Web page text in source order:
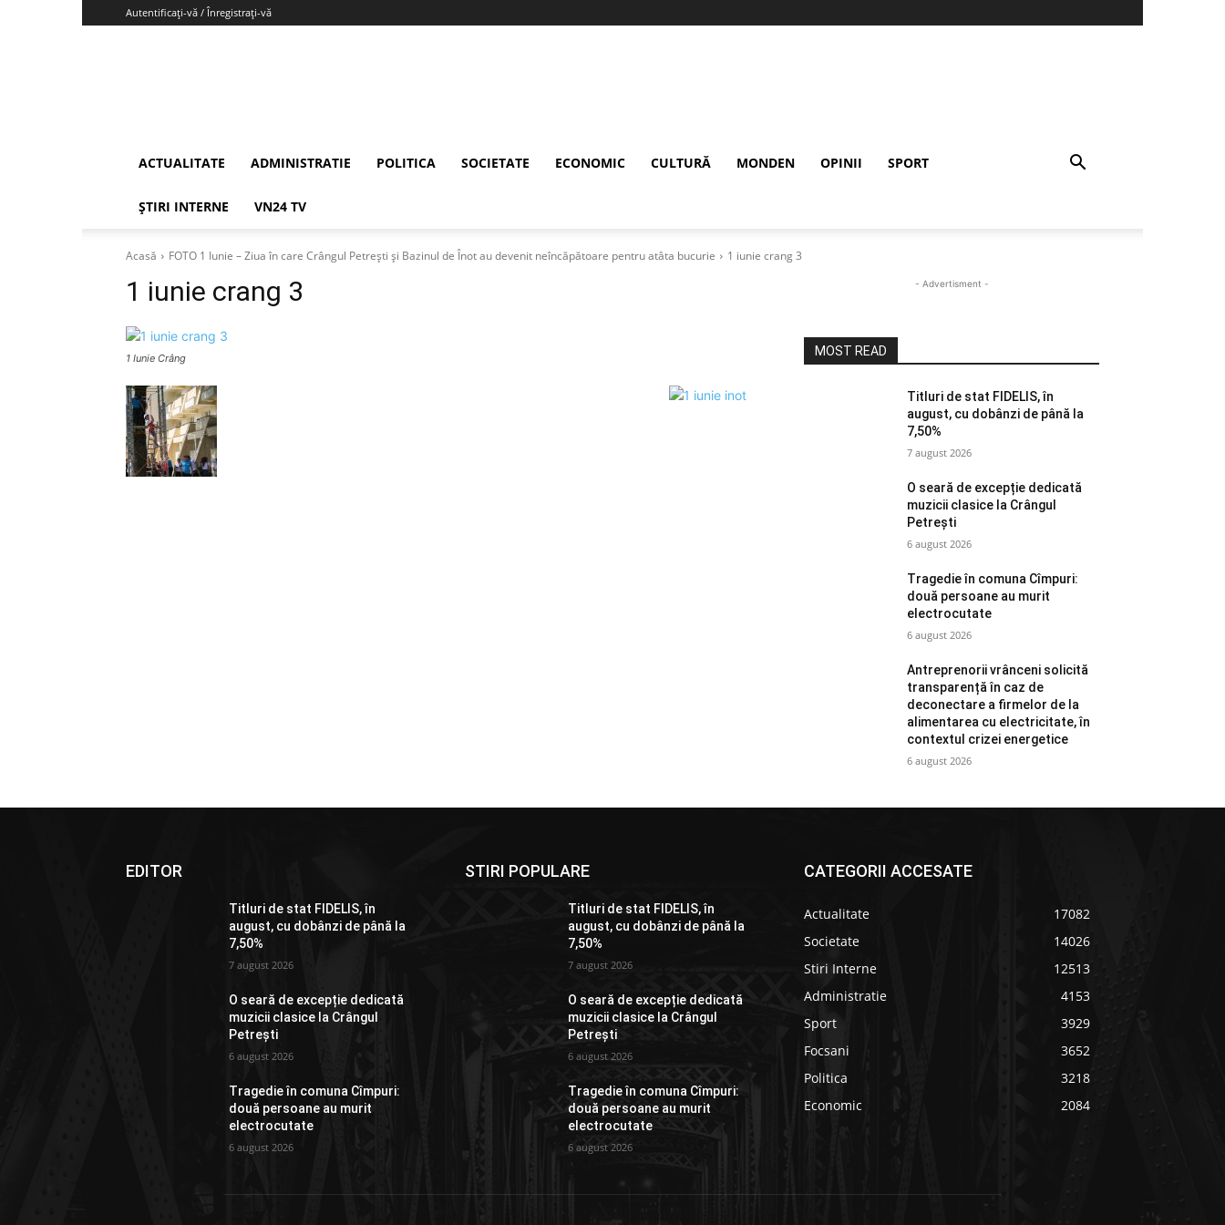
Autentificați-vă / Înregistrați-vă
ACTUALITATE ADMINISTRATIE POLITICA SOCIETATE ECONOMIC CULTURĂ MONDEN OPINII SPORT
ȘTIRI INTERNE VN24 TV
Acasă FOTO 1 Iunie – Ziua în care Crângul Petrești și Bazinul de Înot au devenit neîncăpătoare pentru atâta bucurie 1 iunie crang 3
1 iunie crang 3
1 Iunie Crâng
- Advertisment -
MOST READ
Titluri de stat FIDELIS, în
august, cu dobânzi de până la
7,50%
7 august 2026
O seară de excepție dedicată
muzicii clasice la Crângul
Petrești
6 august 2026
Tragedie în comuna Cîmpuri:
două persoane au murit
electrocutate
6 august 2026
Antreprenorii vrânceni solicită
transparență în caz de
deconectare a firmelor de la
alimentarea cu electricitate, în
contextul crizei energetice
6 august 2026
EDITOR
Titluri de stat FIDELIS, în
august, cu dobânzi de până la
7,50%
7 august 2026
O seară de excepție dedicată
muzicii clasice la Crângul
Petrești
6 august 2026
Tragedie în comuna Cîmpuri:
două persoane au murit
electrocutate
6 august 2026
STIRI POPULARE
Titluri de stat FIDELIS, în
august, cu dobânzi de până la
7,50%
7 august 2026
O seară de excepție dedicată
muzicii clasice la Crângul
Petrești
6 august 2026
Tragedie în comuna Cîmpuri:
două persoane au murit
electrocutate
6 august 2026
CATEGORII ACCESATE
Actualitate
17082
Societate
14026
Stiri Interne
12513
Administratie
4153
Sport
3929
Focsani
3652
Politica
3218
Economic
2084